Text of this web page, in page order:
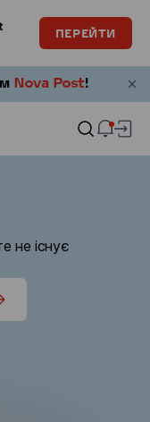
ПЕРЕЙТИ
не існує